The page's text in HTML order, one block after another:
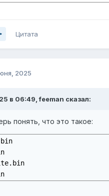
Цитата
2025
в 06:49,feeman сказал:
понять, что это такое: